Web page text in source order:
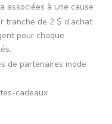
associées à une cause
tranche de 2 $ d’achat
pour chaque
de partenaires mode
cadeaux